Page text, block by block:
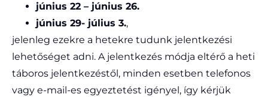
június 22 – június 26.
június 29- július 3.,
jelenleg ezekre a hetekre tudunk jelentkezési
lehetőséget adni. A jelentkezés módja eltérő a heti
táboros jelentkezéstől, minden esetben telefonos
vagy e-mail-es egyeztetést igényel, így kérjük